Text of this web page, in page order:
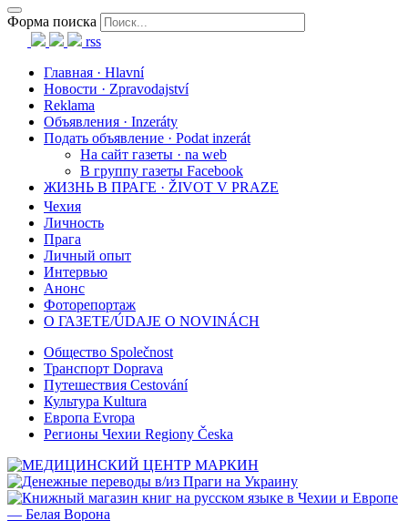
Форма поиска
rss
Главная · Hlavní
Новости · Zpravodajství
Reklama
Объявления · Inzeráty
Подать объявление · Podat inzerát
На сайт газеты · na web
В группу газеты Facebook
ЖИЗНЬ В ПРАГЕ · ŽIVOT V PRAZE
Чехия
Личность
Прага
Личный опыт
Интервью
Анонс
Фоторепортаж
О ГАЗЕТЕ/ÚDAJE O NOVINÁCH
Общество Společnost
Транспорт Doprava
Путешествия Cestování
Культура Kultura
Европа Evropa
Регионы Чехии Regiony Česka